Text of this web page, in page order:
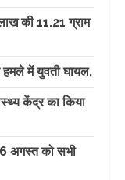
की 11.21 ग्राम
हमले में युवती घायल,
केंद्र का किया
6 अगस्त को सभी